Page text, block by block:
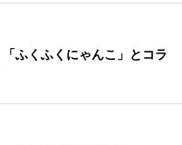
ふくふくにゃんこ」とコラ